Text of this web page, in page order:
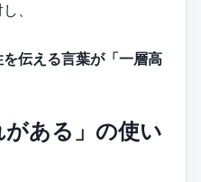
、
伝える言葉が「一層高
がある」の使い